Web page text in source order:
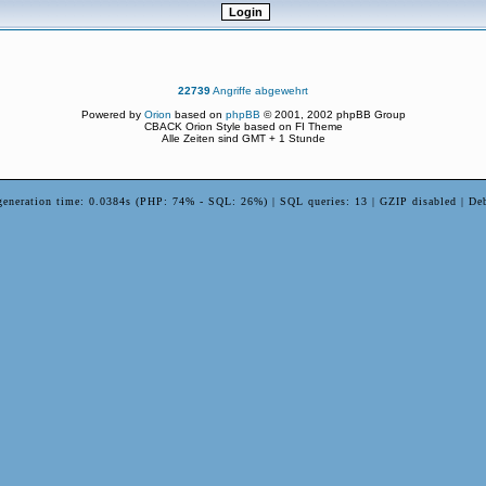
22739Angriffe abgewehrt
Powered by Orion based on phpBB © 2001, 2002 phpBB Group
CBACK Orion Style based on FI Theme
Alle Zeiten sind GMT + 1 Stunde
time: 0.0384s (PHP: 74% - SQL: 26%) | SQL queries: 13 | GZIP disabled |